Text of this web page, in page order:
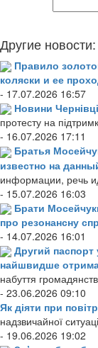
Другие новости:
Правило
коляски и ее
- 17.07.2026 16:57
Новини
протесту на
- 16.07.2026 17:11
Братья
известно на
информации, речь
- 15.07.2026 16:03
Брати
про резонансну
- 14.07.2026 16:01
Другий паспорт
найшвидше
набуття
- 23.06.2026 09:10
Як діяти при
надзвичайної
- 19.06.2026 19:02